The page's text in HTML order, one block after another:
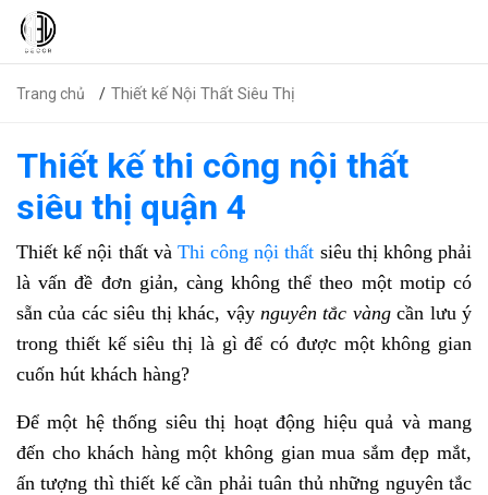
Trang chủ Thiết kế Nội Thất Siêu Thị
Thiết kế thi công nội thất
siêu thị quận 4
Thiết kế nội thất và Thi công nội thất siêu thị không phải
là vấn đề đơn giản, càng không thể theo một motip có
sẵn của các siêu thị khác, vậy nguyên tắc vàngcần lưu ý
trong thiết kế siêu thị là gì để có được một không gian
cuốn hút khách hàng?
Để một hệ thống siêu thị hoạt động hiệu quả và mang
đến cho khách hàng một không gian mua sắm đẹp mắt,
ấn tượng thì thiết kế cần phải tuân thủ những nguyên tắc